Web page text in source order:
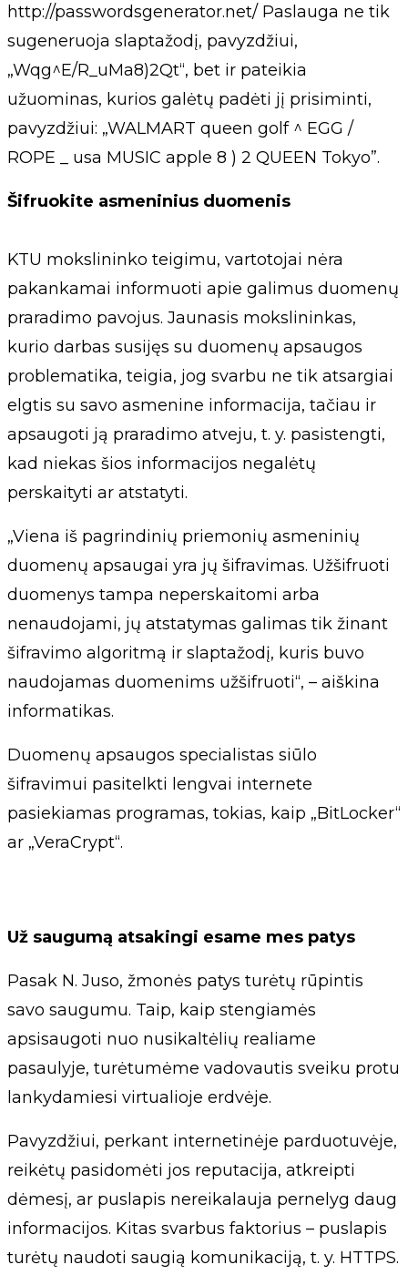
http://passwordsgenerator.net/ Paslauga ne tik
sugeneruoja slaptažodį, pavyzdžiui,
„Wqg^E/R_uMa8)2Qt“, bet ir pateikia
užuominas, kurios galėtų padėti jį prisiminti,
pavyzdžiui: „WALMART queen golf ^ EGG /
ROPE _ usa MUSIC apple 8 ) 2 QUEEN Tokyo”.
Šifruokite asmeninius duomenis
KTU mokslininko teigimu, vartotojai nėra
pakankamai informuoti apie galimus duomenų
praradimo pavojus. Jaunasis mokslininkas,
kurio darbas susijęs su duomenų apsaugos
problematika, teigia, jog svarbu ne tik atsargiai
elgtis su savo asmenine informacija, tačiau ir
apsaugoti ją praradimo atveju, t. y. pasistengti,
kad niekas šios informacijos negalėtų
perskaityti ar atstatyti.
„Viena iš pagrindinių priemonių asmeninių
duomenų apsaugai yra jų šifravimas. Užšifruoti
duomenys tampa neperskaitomi arba
nenaudojami, jų atstatymas galimas tik žinant
šifravimo algoritmą ir slaptažodį, kuris buvo
naudojamas duomenims užšifruoti“, – aiškina
informatikas.
Duomenų apsaugos specialistas siūlo
šifravimui pasitelkti lengvai internete
pasiekiamas programas, tokias, kaip „BitLocker“
ar „VeraCrypt“.
Už saugumą atsakingi esame mes patys
Pasak N. Juso, žmonės patys turėtų rūpintis
savo saugumu. Taip, kaip stengiamės
apsisaugoti nuo nusikaltėlių realiame
pasaulyje, turėtumėme vadovautis sveiku protu
lankydamiesi virtualioje erdvėje.
Pavyzdžiui, perkant internetinėje parduotuvėje,
reikėtų pasidomėti jos reputacija, atkreipti
dėmesį, ar puslapis nereikalauja pernelyg daug
informacijos. Kitas svarbus faktorius – puslapis
turėtų naudoti saugią komunikaciją, t. y. HTTPS.